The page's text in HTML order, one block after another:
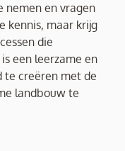
nemen en vragen
kennis, maar krijg
die
een leerzame en
te creëren met de
landbouw te